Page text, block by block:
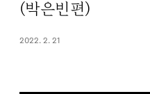
(박은빈편)
2022. 2. 21